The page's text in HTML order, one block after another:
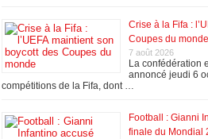
Crise à la Fifa :
Coupes du monde
7 août 2026
La confédération
annoncé jeudi 6
compétitions de la Fifa, dont …
Football : Gianni
finale du Mondial